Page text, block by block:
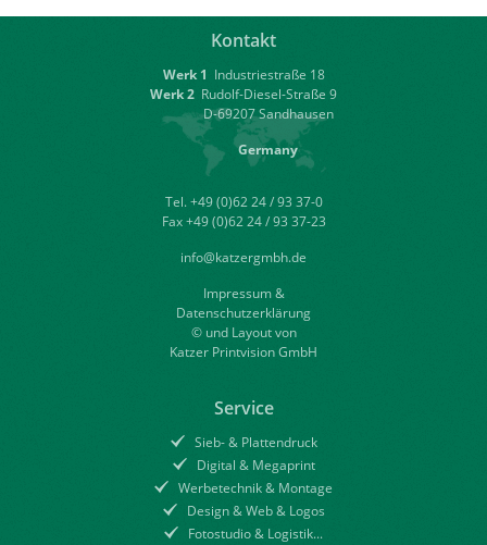
Kontakt
Werk 1 Industriestraße 18
Werk 2 Rudolf-Diesel-Straße 9
D-69207 Sandhausen
Germany
Tel. +49 (0)62 24 / 93 37-0
Fax +49 (0)62 24 / 93 37-23
info@katzergmbh.de
Impressum &
Datenschutzerklärung
© und Layout von
Katzer Printvision GmbH
Service
Sieb- & Plattendruck
Digital & Megaprint
Werbetechnik & Montage
Design & Web & Logos
Fotostudio & Logistik...